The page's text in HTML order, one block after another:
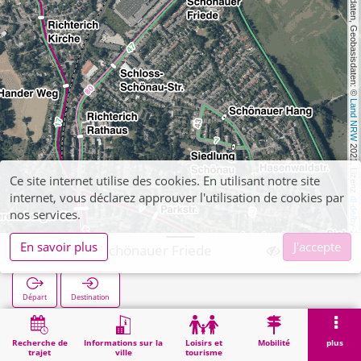
, Kartendaten, Geobasisdaten: ©
Land NRW
2021, Lizenz
dl-de/by-2-0
Recherche de
trajet
Informations sur la
ville
Loisirs et
tourisme
Mobilité plus
Richterich Schönauer Friede
Départ Destination
Démarrage Richterich Schönauer Friede
Ce site internet utilise des cookies. En utilisant notre site
internet, vous déclarez approuver l'utilisation de cookies par
nos services.
En savoir plus
J'accepte